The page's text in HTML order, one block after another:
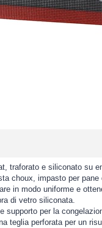
traforato e siliconato su
choux, impasto per
in modo uniforme e
di vetro siliconata.
supporto per la
teglia perforataper un